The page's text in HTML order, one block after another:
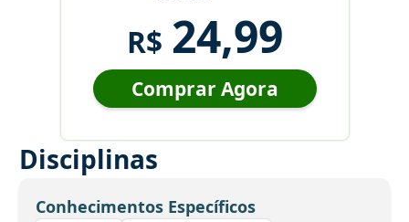
R$ 24,99
Comprar Agora
Disciplinas
Conhecimentos Específicos